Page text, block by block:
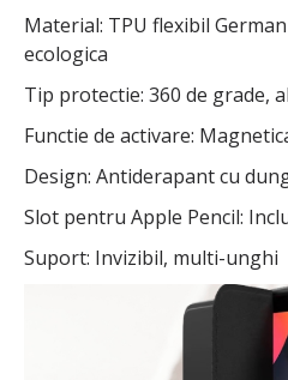
Material: TPU flexibil
ecologica
Tip protectie: 360 de grade,
Functie de activare:
Design: Antiderapant cu
Slot pentru Apple Pencil:
Suport: Invizibil, multi-unghi